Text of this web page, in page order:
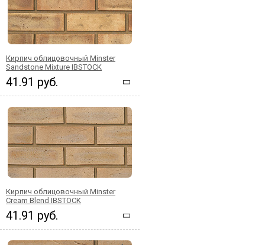
Кирпич облицовочный Minster
Sandstone Mixture IBSTOCK
41.91 руб.
Кирпич облицовочный Minster
Cream Blend IBSTOCK
41.91 руб.